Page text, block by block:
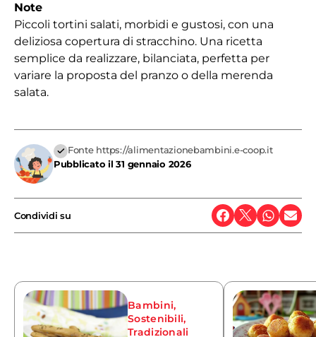
Note
Piccoli tortini salati, morbidi e gustosi, con una
deliziosa copertura di stracchino. Una ricetta
semplice da realizzare, bilanciata, perfetta per
variare la proposta del pranzo o della merenda
salata.
Fonte https://alimentazionebambini.e-coop.it
Pubblicato il31 gennaio 2026
Condividi su
Bambini,
Sostenibili,
Tradizionali